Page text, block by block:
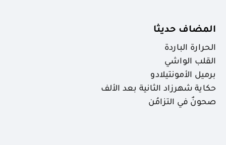
المضاف حديثا
الحرارة الباردة
القلب الواشي
برميل الأمونتيلادو
حكاية شهرزاد الثانية بعد الألف
صحونٌ في التزامُن